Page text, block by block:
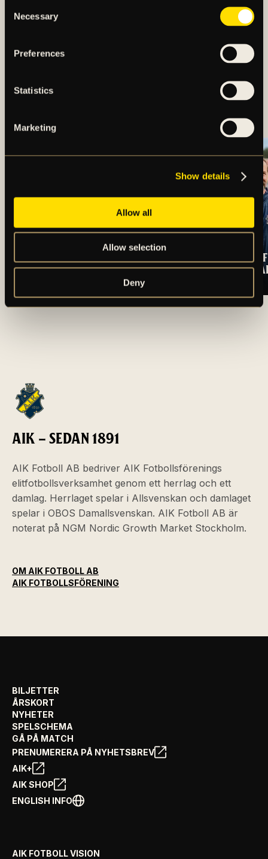
Selection
Necessary
Preferences
Statistics
Marketing
Show details
Allow all
Allow selection
Deny
TRUPPEN MOT
OSCARSSON SKÖT
SEGERN TILL AIK
TRUPPEN MOT IF
ARTIKLAR OCH NYHETER
AIK – SEDAN 1891
AIK Fotboll AB bedriver AIK Fotbollsförenings
elitfotbollsverksamhet genom ett herrlag och ett
damlag. Herrlaget spelar i Allsvenskan och damlaget
spelar i OBOS Damallsvenskan. AIK Fotboll AB är
noterat på NGM Nordic Growth Market Stockholm.
OM AIK FOTBOLL AB
AIK FOTBOLLSFÖRENING
BILJETTER
ÅRSKORT
NYHETER
SPELSCHEMA
GÅ PÅ MATCH
PRENUMERERA PÅ NYHETSBREV
AIK+
AIK SHOP
ENGLISH INFO
AIK FOTBOLL VISION